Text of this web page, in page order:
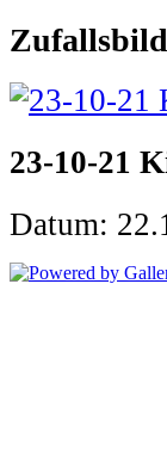
Zufallsbild
23-10-21
Datum: